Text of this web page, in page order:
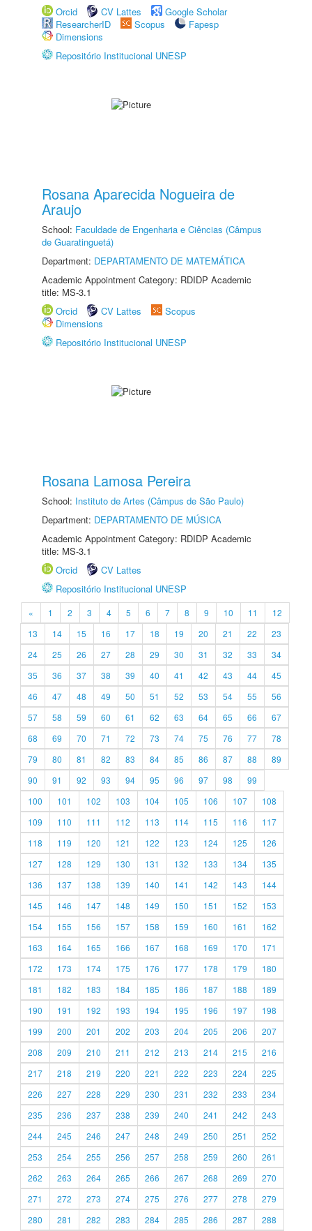
Orcid
CV Lattes
Google Scholar
ResearcherID
Scopus
Fapesp
Dimensions
Repositório Institucional UNESP
Rosana Aparecida Nogueira de
Araujo
School: Faculdade de Engenharia e Ciências (Câmpus
de Guaratinguetá)
Department: DEPARTAMENTO DE MATEMÁTICA
Academic Appointment Category: RDIDP Academic
title: MS-3.1
Orcid
CV Lattes
Scopus
Dimensions
Repositório Institucional UNESP
Rosana Lamosa Pereira
School: Instituto de Artes (Câmpus de São Paulo)
Department: DEPARTAMENTO DE MÚSICA
Academic Appointment Category: RDIDP Academic
title: MS-3.1
Orcid
CV Lattes
Repositório Institucional UNESP
« 1 2 3 4 5 6 7 8 9 10 11
12
13
14 15 16 17 18 19 20 21 22
23
24
25 26 27 28 29 30 31 32 33
34
35
36 37 38 39 40 41 42 43 44
45
46
47 48 49 50 51 52 53 54 55
56
57
58 59 60 61 62 63 64 65 66
67
68
69 70 71 72 73 74 75 76 77
78
79
80 81 82 83 84 85 86 87 88
89
90
91 92 93 94 95 96 97 98
99
100
101 102 103 104 105 106 107
108
109
110 111 112 113 114 115 116
117
118
119 120 121 122 123 124 125
126
127
128 129 130 131 132 133 134
135
136
137 138 139 140 141 142 143
144
145
146 147 148 149 150 151 152
153
154
155 156 157 158 159 160 161
162
163
164 165 166 167 168 169 170
171
172
173 174 175 176 177 178 179
180
181
182 183 184 185 186 187 188
189
190
191 192 193 194 195 196 197
198
199
200 201 202 203 204 205 206
207
208
209 210 211 212 213 214 215
216
217
218 219 220 221 222 223 224
225
226
227 228 229 230 231 232 233
234
235
236 237 238 239 240 241 242
243
244
245 246 247 248 249 250 251
252
253
254 255 256 257 258 259 260
261
262
263 264 265 266 267 268 269
270
271
272 273 274 275 276 277 278
279
280
281 282 283 284 285 286 287 288